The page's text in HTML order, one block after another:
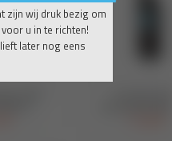
zijn wij druk bezig om
u in te richten!
later nog eens